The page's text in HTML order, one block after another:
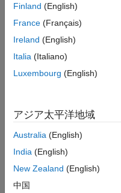
[f,g] =
end
の自動計算を有効にする
X = dlarray(X);
目的関数には
ます。dlgradientの呼び
Finland (English)
France (Français)
Ireland (English)
Italia (Italiano)
Luxembourg (English)
アジア太平洋地域
Australia (English)
India (English)
New Zealand (English)
中国